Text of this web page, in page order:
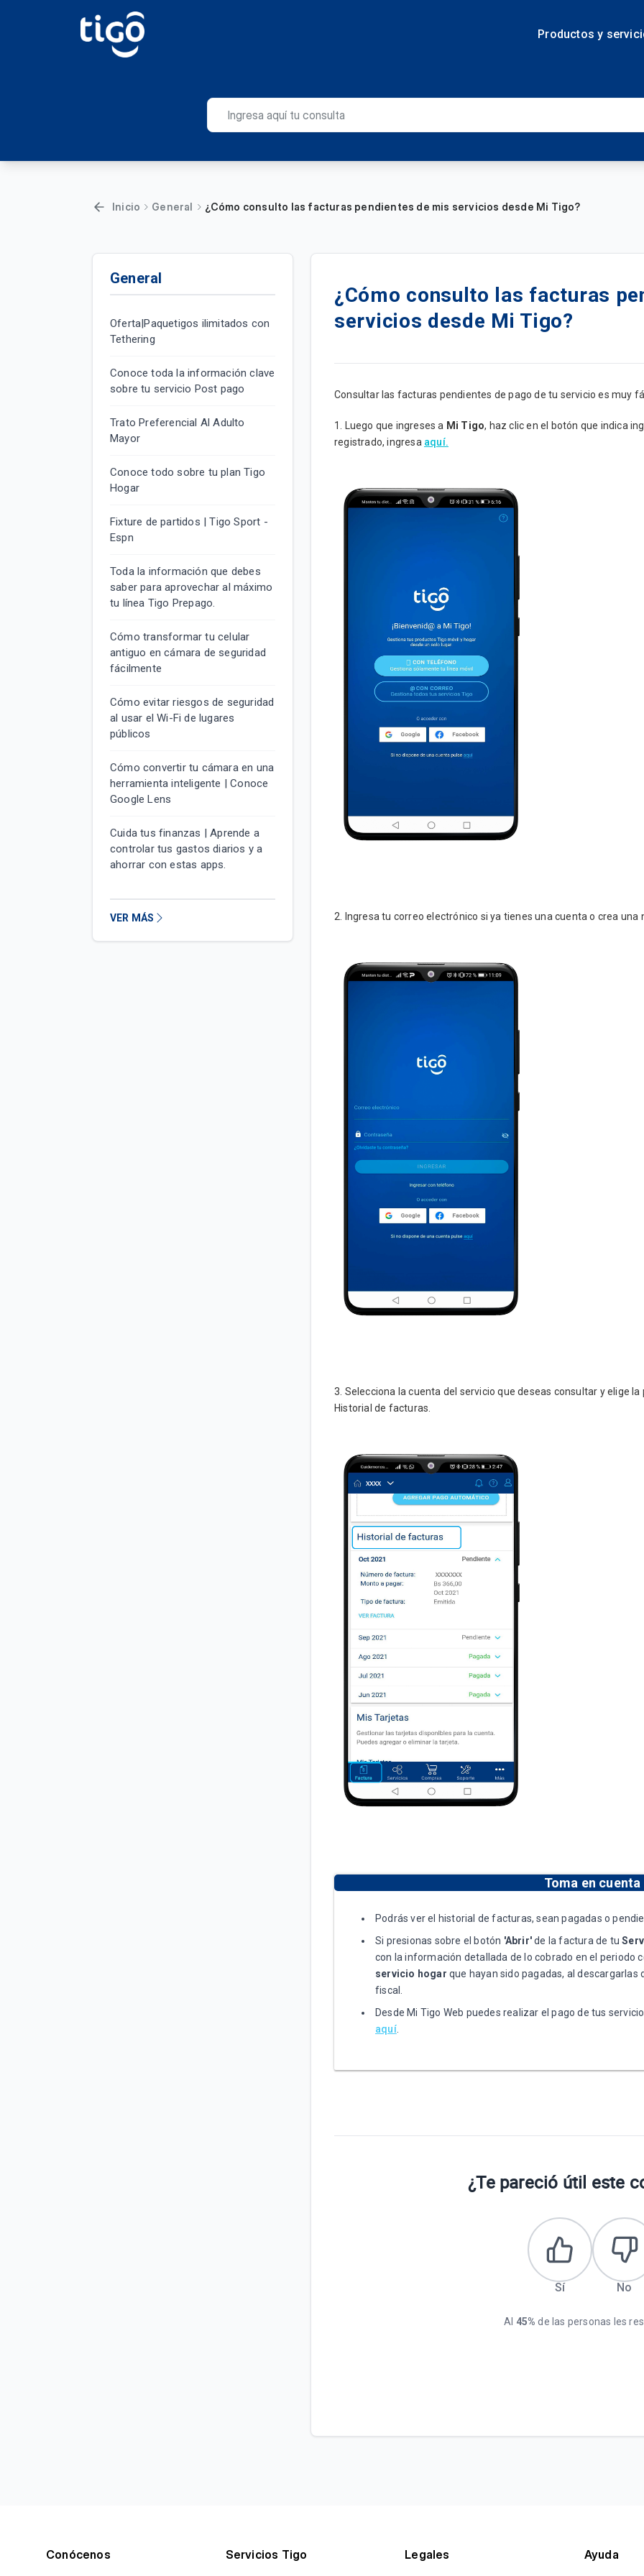
Productos y
Inicio General ¿Cómo consulto las facturas pendientes de mis servicios desde Mi Tigo?
General
Oferta|Paquetigos ilimitados con
Tethering
Conoce toda la información clave
sobre tu servicio Post pago
Trato Preferencial Al Adulto
Mayor
Conoce todo sobre tu plan Tigo
Hogar
Fixture de partidos | Tigo Sport -
Espn
Toda la información que debes
saber para aprovechar al máximo
tu línea Tigo Prepago.
Cómo transformar tu celular
antiguo en cámara de seguridad
fácilmente
Cómo evitar riesgos de seguridad
al usar el Wi-Fi de lugares
públicos
Cómo convertir tu cámara en una
herramienta inteligente | Conoce
Google Lens
Cuida tus finanzas | Aprende a
controlar tus gastos diarios y a
ahorrar con estas apps.
VER MÁS
¿Cómo consulto las facturas
servicios desde Mi Tigo?
Consultar las facturas pendientes de pago de tu servicio es muy
1. Luego que ingreses a Mi Tigo, haz clic en el botón que indica
registrado, ingresa aquí.
2. Ingresa­­­­­­ tu correo electrónico si ya tienes una cuenta o crea una
3. Selecciona la cuenta del servicio que deseas consultar y elige la
Historial de facturas.
Toma en cuenta
Podrás ver el historial de facturas, sean pagadas o
Si presionas sobre el botón 'Abrir'de la factura de tu
con la información detallada de lo cobrado en el periodo
servicio hogar que hayan sido pagadas, aldescargarlas
fiscal.
Desde Mi Tigo Web puedes realizar el pago de tus
aquí.
¿Te pareció útil este
Sí No
Al 45% de las personas les
Conócenos Servicios Tigo Legales Ayuda